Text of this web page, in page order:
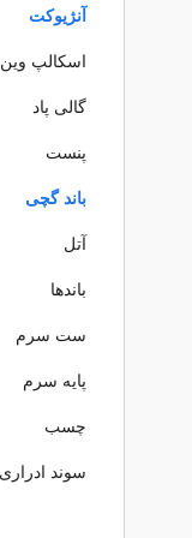
آنژیوکت
اسکالپ وین
گالی پاد
پنست
باند گچی
آتل
باندها
ست سرم
پایه سرم
چسب
سوند ادراری